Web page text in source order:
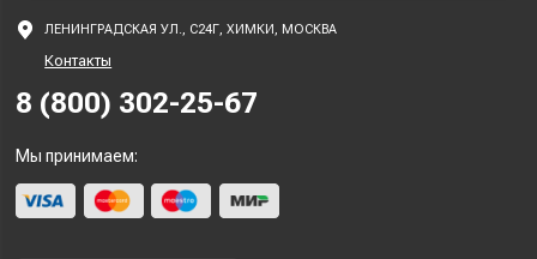
ЛЕНИНГРАДСКАЯ УЛ., С24Г, ХИМКИ, МОСКВА
Контакты
8 (800) 302-25-67
Мы принимаем: